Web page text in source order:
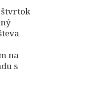
štvrtok
na
s